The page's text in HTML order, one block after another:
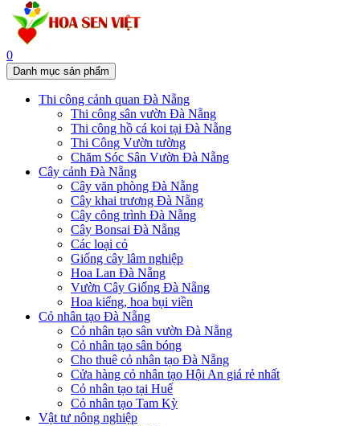
0
Danh mục sản phẩm
Thi công cảnh quan Đà Nẵng
Thi công sân vườn Đà Nẵng
Thi công hồ cá koi tại Đà Nẵng
Thi Công Vườn tường
Chăm Sóc Sân Vườn Đà Nẵng
Cây cảnh Đà Nẵng
Cây văn phòng Đà Nẵng
Cây khai trương Đà Nẵng
Cây công trình Đà Nẵng
Cây Bonsai Đà Nẵng
Các loại cỏ
Giống cây lâm nghiệp
Hoa Lan Đà Nẵng
Vườn Cây Giống Đà Nẵng
Hoa kiểng, hoa bụi viền
Cỏ nhân tạo Đà Nẵng
Cỏ nhân tạo sân vườn Đà Nẵng
Cỏ nhân tạo sân bóng
Cho thuê cỏ nhân tạo Đà Nẵng
Cửa hàng cỏ nhân tạo Hội An giá rẻ nhất
Cỏ nhân tạo tại Huế
Cỏ nhân tạo Tam Kỳ
Vật tư nông nghiệp